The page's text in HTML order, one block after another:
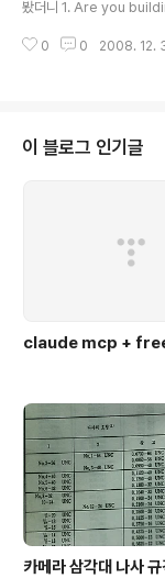
봤더니 1. Are you
서 머가 잘못되었나 파
시 시간을 동기화 시켜
0 0 2008. 12.
이 블로그 인기글
claude mcp +
카메라 삼각대 나사 규